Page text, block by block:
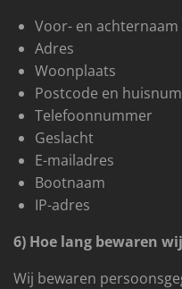
Voor- en achternaam
Adres
Woonplaats
Postcode en
Telefoonnummer
Geslacht
E-mailadres
Bootnaam
IP-adres
6) Hoe lang bewaren
Wij bewaren